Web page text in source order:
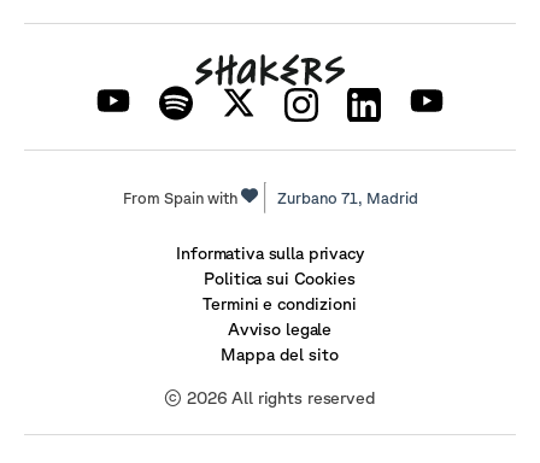
From Spain with Zurbano 71, Madrid
Informativa sulla privacy
Politica sui Cookies
Termini e condizioni
Avviso legale
Mappa del sito
© 2026 All rights reserved